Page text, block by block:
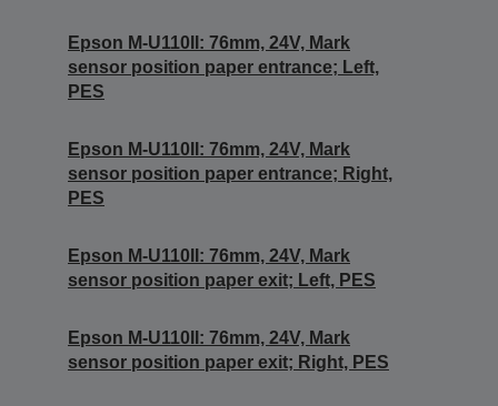
Epson M-U110II: 76mm, 24V, Mark
sensor position paper entrance; Left,
PES
Epson M-U110II: 76mm, 24V, Mark
sensor position paper entrance; Right,
PES
Epson M-U110II: 76mm, 24V, Mark
sensor position paper exit; Left, PES
Epson M-U110II: 76mm, 24V, Mark
sensor position paper exit; Right, PES